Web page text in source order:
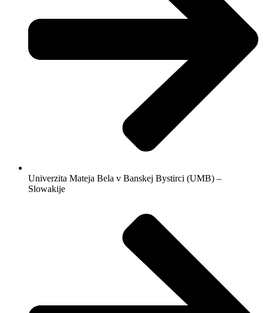
Univerzita Mateja Bela v Banskej Bystirci (UMB) –
Slowakije